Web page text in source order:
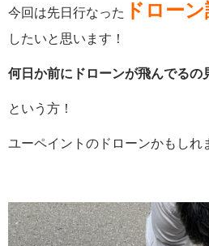
今回は先日行なった ドロー
したいと思います！
何日か前にドローンが飛んでるの
という方！
ユーペイントのドローンかもしれ